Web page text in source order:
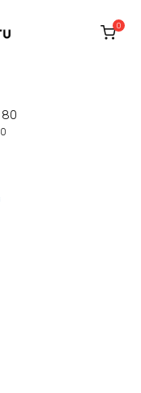
0